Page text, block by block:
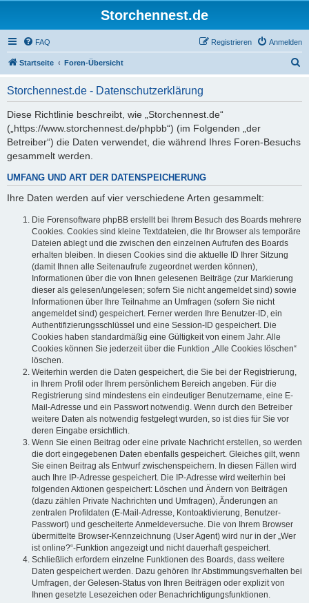
Storchennest.de
FAQ Anmelden
Registrieren
Startseite Foren-Übersicht
Storchennest.de - Datenschutzerklärung
Diese Richtlinie beschreibt, wie „Storchennest.de“
(„https://www.storchennest.de/phpbb“) (im Folgenden „der
Betreiber“) die Daten verwendet, die während Ihres Foren-Besuchs
gesammelt werden.
UMFANG UND ART DER DATENSPEICHERUNG
Ihre Daten werden auf vier verschiedene Arten gesammelt:
Die Forensoftware phpBB erstellt bei Ihrem Besuch des Boards mehrere
Cookies. Cookies sind kleine Textdateien, die Ihr Browser als temporäre
Dateien ablegt und die zwischen den einzelnen Aufrufen des Boards
erhalten bleiben. In diesen Cookies sind die aktuelle ID Ihrer Sitzung
(damit Ihnen alle Seitenaufrufe zugeordnet werden können),
Informationen über die von Ihnen gelesenen Beiträge (zur Markierung
dieser als gelesen/ungelesen; sofern Sie nicht angemeldet sind) sowie
Informationen über Ihre Teilnahme an Umfragen (sofern Sie nicht
angemeldet sind) gespeichert. Ferner werden Ihre Benutzer-ID, ein
Authentifizierungsschlüssel und eine Session-ID gespeichert. Die
Cookies haben standardmäßig eine Gültigkeit von einem Jahr. Alle
Cookies können Sie jederzeit über die Funktion „Alle Cookies löschen“
löschen.
Weiterhin werden die Daten gespeichert, die Sie bei der Registrierung,
in Ihrem Profil oder Ihrem persönlichem Bereich angeben. Für die
Registrierung sind mindestens ein eindeutiger Benutzername, eine E-
Mail-Adresse und ein Passwort notwendig. Wenn durch den Betreiber
weitere Daten als notwendig festgelegt wurden, so ist dies für Sie vor
deren Eingabe ersichtlich.
Wenn Sie einen Beitrag oder eine private Nachricht erstellen, so werden
die dort eingegebenen Daten ebenfalls gespeichert. Gleiches gilt, wenn
Sie einen Beitrag als Entwurf zwischenspeichern. In diesen Fällen wird
auch Ihre IP-Adresse gespeichert. Die IP-Adresse wird weiterhin bei
folgenden Aktionen gespeichert: Löschen und Ändern von Beiträgen
(dazu zählen Private Nachrichten und Umfragen), Änderungen an
zentralen Profildaten (E-Mail-Adresse, Kontoaktivierung, Benutzer-
Passwort) und gescheiterte Anmeldeversuche. Die von Ihrem Browser
übermittelte Browser-Kennzeichnung (User Agent) wird nur in der „Wer
ist online?“-Funktion angezeigt und nicht dauerhaft gespeichert.
Schließlich erfordern einzelne Funktionen des Boards, dass weitere
Daten gespeichert werden. Dazu gehören Ihr Abstimmungsverhalten bei
Umfragen, der Gelesen-Status von Ihren Beiträgen oder explizit von
Ihnen gesetzte Lesezeichen oder Benachrichtigungsfunktionen.